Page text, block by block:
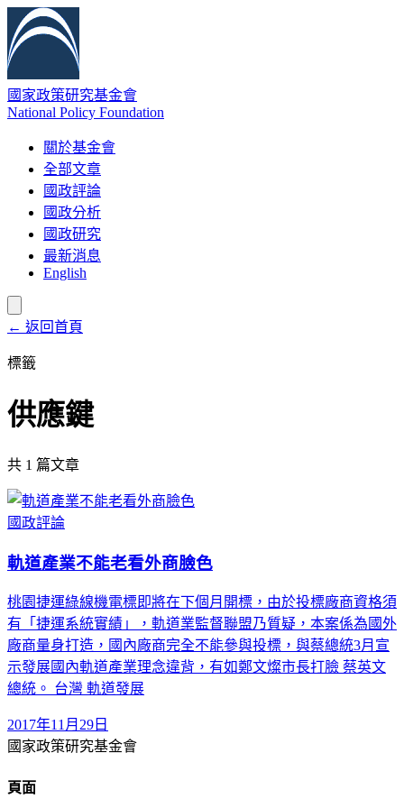
國家政策研究基金會
National Policy Foundation
關於基金會
全部文章
國政評論
國政分析
國政研究
最新消息
English
← 返回首頁
標籤
供應鍵
共 1 篇文章
國政評論
軌道產業不能老看外商臉色
桃園捷運綠線機電標即將在下個月開標，由於投標廠商資格須
有「捷運系統實績」，軌道業監督聯盟乃質疑，本案係為國外
廠商量身打造，國內廠商完全不能參與投標，與蔡總統3月宣
示發展國內軌道產業理念違背，有如鄭文燦市長打臉 蔡英文
總統。 台灣 軌道發展
2017年11月29日
國家政策研究基金會
頁面